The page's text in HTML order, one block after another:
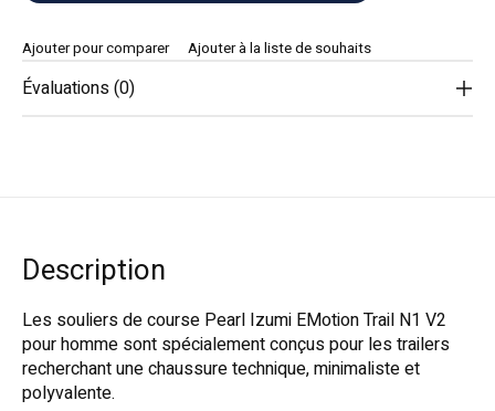
Ajouter pour comparer Ajouter à la liste de souhaits
Évaluations (0)
Description
Les souliers de course Pearl Izumi EMotion Trail N1 V2
pour homme sont spécialement conçus pour les trailers
recherchant une chaussure technique, minimaliste et
polyvalente.